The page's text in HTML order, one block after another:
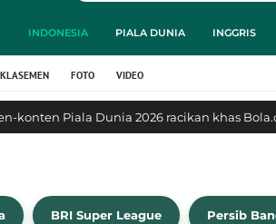
INDONESIA PIALA DUNIA INGGRIS
KLASEMEN FOTO VIDEO
konten Piala Dunia 2026 racikan khas
BRI Super League Persib